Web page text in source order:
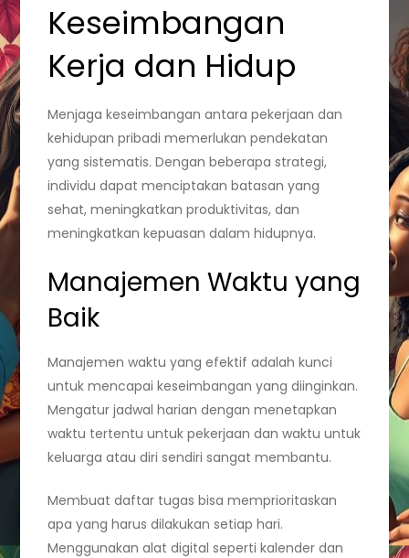
Keseimbangan
Kerja dan Hidup
Menjaga keseimbangan antara pekerjaan dan
kehidupan pribadi memerlukan pendekatan
yang sistematis. Dengan beberapa strategi,
individu dapat menciptakan batasan yang
sehat, meningkatkan produktivitas, dan
meningkatkan kepuasan dalam hidupnya.
Manajemen Waktu yang
Baik
Manajemen waktu yang efektif adalah kunci
untuk mencapai keseimbangan yang diinginkan.
Mengatur jadwal harian dengan menetapkan
waktu tertentu untuk pekerjaan dan waktu untuk
keluarga atau diri sendiri sangat membantu.
Membuat daftar tugas bisa memprioritaskan
apa yang harus dilakukan setiap hari.
Menggunakan alat digital seperti kalender dan